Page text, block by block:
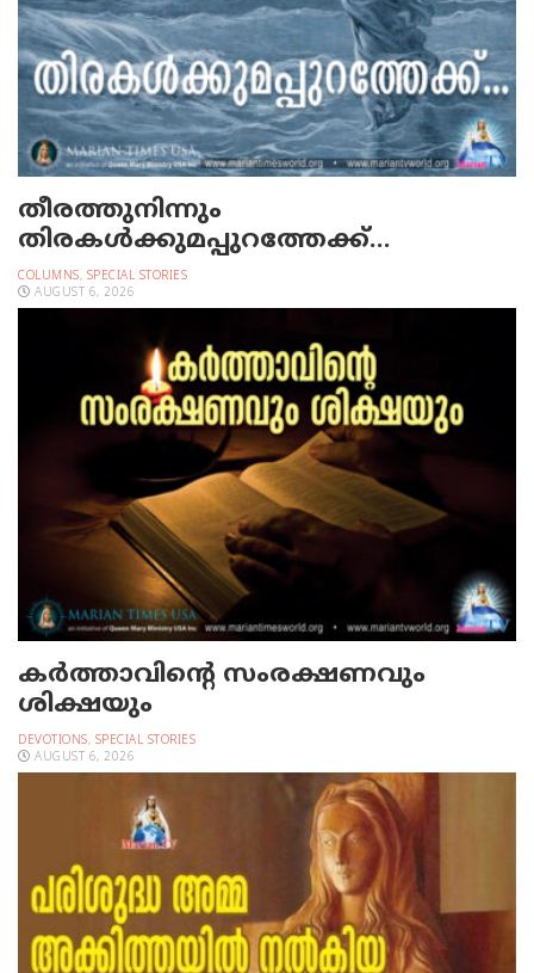
തീരത്തുനിന്നും
തിരകള്‍ക്കുമപ്പുറത്തേക്ക്…
COLUMNS, SPECIAL STORIES
AUGUST 6, 2026
കർത്താവിന്റെ സംരക്ഷണവും
ശിക്ഷയും
DEVOTIONS, SPECIAL STORIES
AUGUST 6, 2026